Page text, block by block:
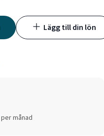
Lägg till din lön
per månad